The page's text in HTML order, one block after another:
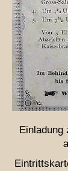
Einladung